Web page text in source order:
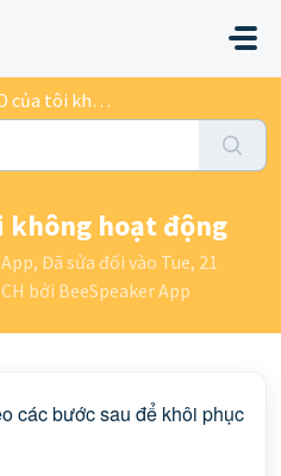
không hoạt động
không hoạt động
Đã sửa đổi vào Tue, 21
bởi BeeSpeaker App
các bước sau để khôi phục